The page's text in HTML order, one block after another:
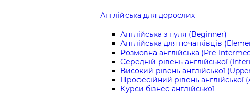
Англійська для дорослих
Англійська з нуля (Beginner)
Англійська для початківців
Розмовна англійська (Pre-
Середній рівень англійської
Високий рівень англійської
Професійний рівень англійської
Курси бізнес-англійської